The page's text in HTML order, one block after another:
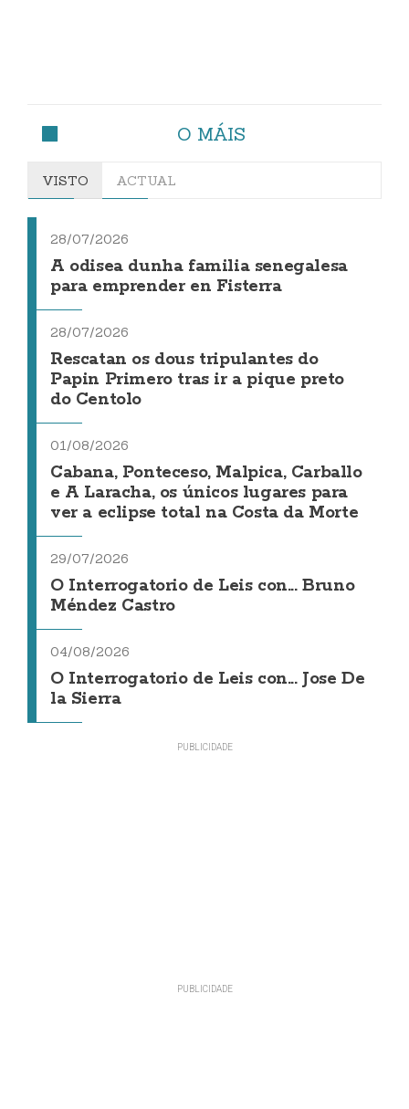
O MÁIS
VISTO ACTUAL
28/07/2026
A odisea dunha familia senegalesa
para emprender en Fisterra
28/07/2026
Rescatan os dous tripulantes do
Papin Primero tras ir a pique preto
do Centolo
01/08/2026
Cabana, Ponteceso, Malpica, Carballo
e A Laracha, os únicos lugares para
ver a eclipse total na Costa da Morte
29/07/2026
O Interrogatorio de Leis con... Bruno
Méndez Castro
04/08/2026
O Interrogatorio de Leis con... Jose De
la Sierra